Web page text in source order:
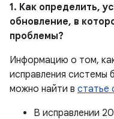
1. Как определить,
обновление, в
проблемы?
Информацию о том,
исправления системы
можно найти в статье
В исправлении